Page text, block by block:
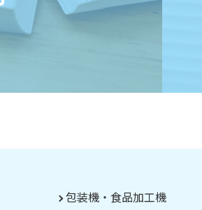
包装機・食品加工機